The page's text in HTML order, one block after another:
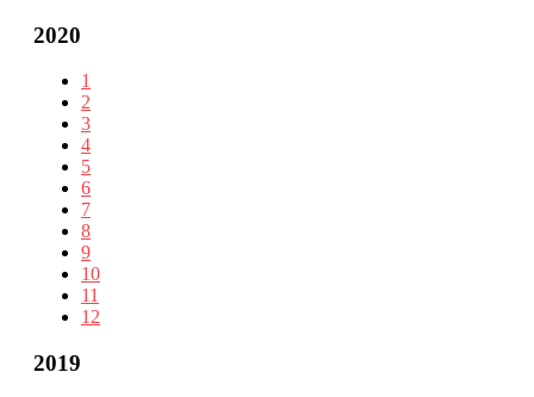
2020
1
2
3
4
5
6
7
8
9
10
11
12
2019